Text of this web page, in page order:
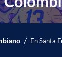
/ En Santa